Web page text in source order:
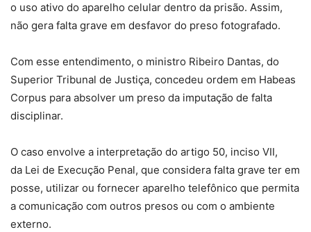
o uso ativo do aparelho celular dentro da prisão. Assim,
não gera falta grave em desfavor do preso fotografado.
Com esse entendimento, o ministro Ribeiro Dantas, do
Superior Tribunal de Justiça, concedeu ordem em Habeas
Corpus para absolver um preso da imputação de falta
disciplinar.
O caso envolve a interpretação do artigo 50, inciso VII,
da Lei de Execução Penal, que considera falta grave ter em
posse, utilizar ou fornecer aparelho telefônico que permita
a comunicação com outros presos ou com o ambiente
externo.